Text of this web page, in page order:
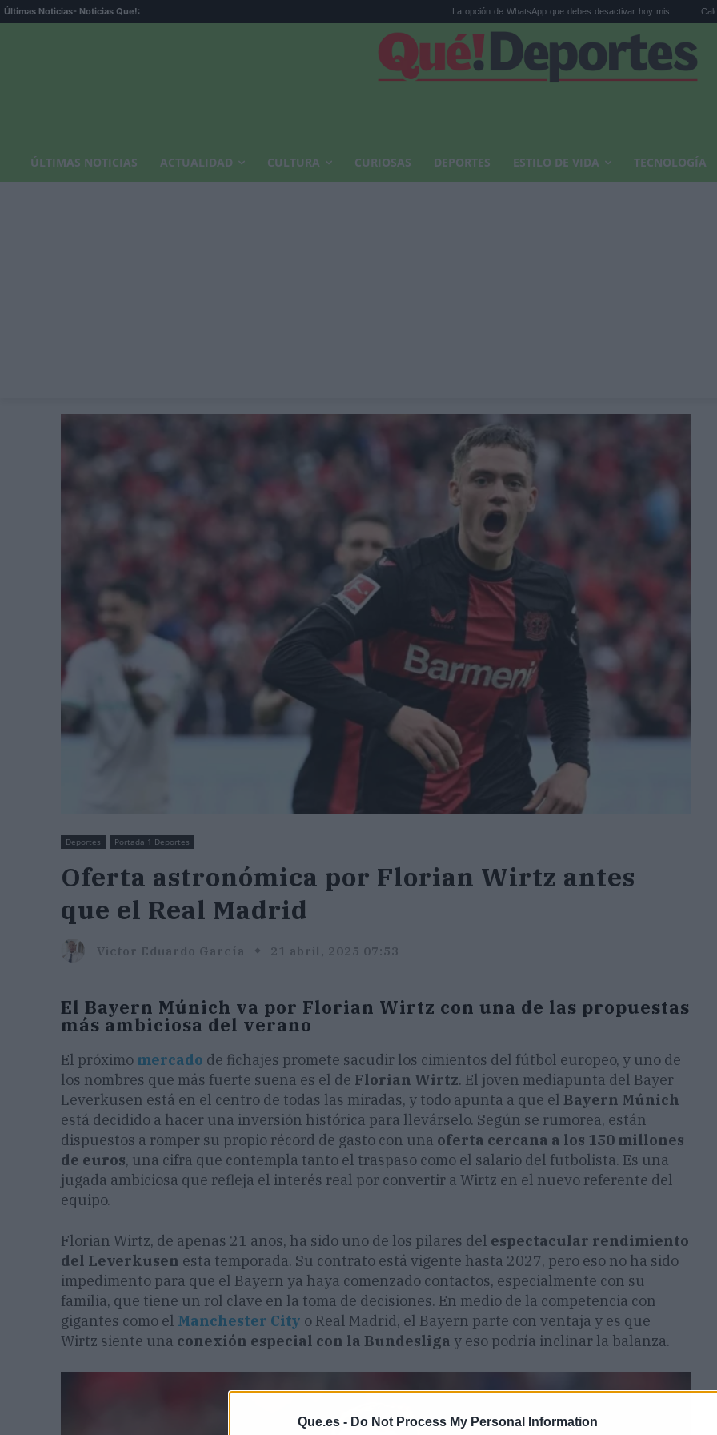
Que.es - Do Not Process My Personal Information
Últimas Noticias- Noticias Que!: La opción de WhatsApp que debes desactivar hoy mis... Calor extremo y
ÚLTIMAS NOTICIAS ACTUALIDAD CULTURA CURIOSAS DEPORTES ESTILO DE VIDA TECNOLOGÍA
Deportes Portada 1 Deportes
Oferta astronómica por Florian Wirtz antes
que el Real Madrid
Victor Eduardo García 21 abril, 2025 07:53
El Bayern Múnich va por Florian Wirtz con una de las propuestas
más ambiciosa del verano
El próximo mercado de fichajes promete sacudir los cimientos del fútbol europeo, y uno de
los nombres que más fuerte suena es el de Florian Wirtz. El joven mediapunta del Bayer
Leverkusen está en el centro de todas las miradas, y todo apunta a que el Bayern Múnich
está decidido a hacer una inversión histórica para llevárselo. Según se rumorea, están
dispuestos a romper su propio récord de gasto con una oferta cercana a los 150 millones
de euros, una cifra que contempla tanto el traspaso como el salario del futbolista. Es una
jugada ambiciosa que refleja el interés real por convertir a Wirtz en el nuevo referente del
equipo.
Florian Wirtz, de apenas 21 años, ha sido uno de los pilares del espectacular rendimiento
del Leverkusen esta temporada. Su contrato está vigente hasta 2027, pero eso no ha sido
impedimento para que el Bayern ya haya comenzado contactos, especialmente con su
familia, que tiene un rol clave en la toma de decisiones. En medio de la competencia con
gigantes como el Manchester City o Real Madrid, el Bayern parte con ventaja y es que
Wirtz siente una conexión especial con la Bundesliga y eso podría inclinar la balanza.